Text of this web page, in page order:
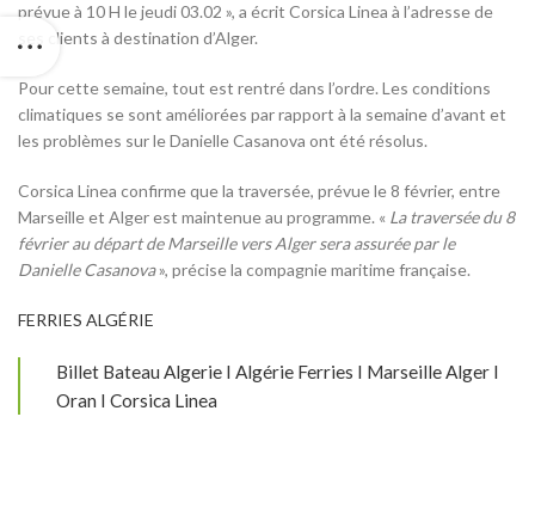
prévue à 10 H le jeudi 03.02 », a écrit Corsica Linea à l’adresse de
ses clients à destination d’Alger.
Pour cette semaine, tout est rentré dans l’ordre. Les conditions
climatiques se sont améliorées par rapport à la semaine d’avant et
les problèmes sur le Danielle Casanova ont été résolus.
Corsica Linea confirme que la traversée, prévue le 8 février, entre
Marseille et Alger est maintenue au programme. « La traversée du 8
février au départ de Marseille vers Alger sera assurée par le
Danielle Casanova», précise la compagnie maritime française.
FERRIES ALGÉRIE
Billet Bateau Algerie I Algérie Ferries I Marseille Alger I
Oran I Corsica Linea